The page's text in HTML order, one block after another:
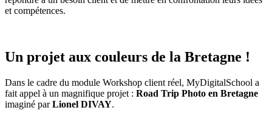
et compétences.
Un projet aux couleurs de la Bretagne !
Dans le cadre du module Workshop client réel, MyDigitalSchool a
fait appel à un magnifique projet : Road Trip Photo en Bretagne
imaginé parLionel DIVAY.